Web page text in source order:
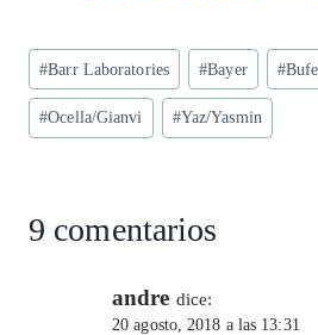
ts
A
p
eg
ra
m
eb
o
o
ke
dI
n
Etiquetas
de
la
#Barr Laboratories #Bayer #
#Ocella/Gianvi #Yaz/Yasmin
9 comentarios
andre dice:
20 agosto, 2018 a las 13:31